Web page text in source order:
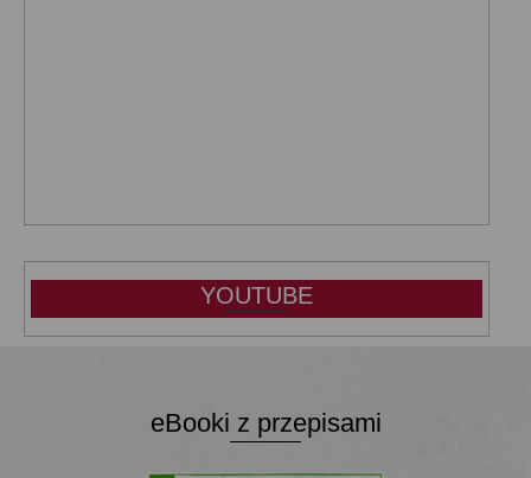
YOUTUBE
eBooki z przepisami